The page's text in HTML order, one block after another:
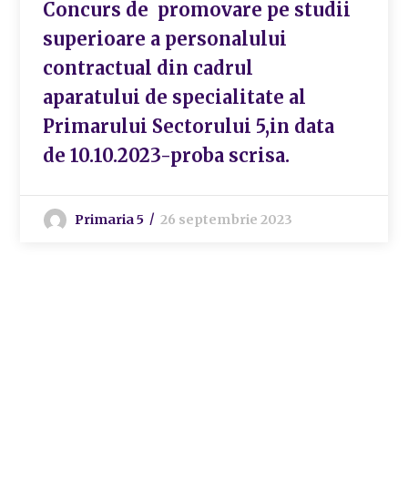
Concurs de promovare pe studii
superioare a personalului
contractual din cadrul
aparatului de specialitate al
Primarului Sectorului 5,in data
de 10.10.2023-proba scrisa.
Primaria 5 26 septembrie 2023